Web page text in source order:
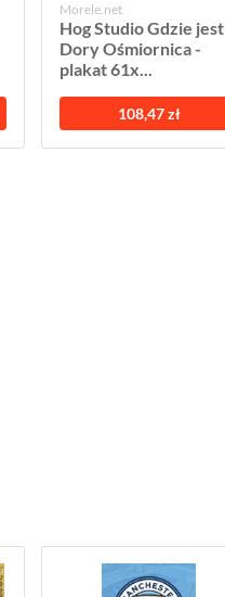
Morele.net
Hog Studio Gdzie jest
Dory Ośmiornica -
plakat 61x...
108,47 zł